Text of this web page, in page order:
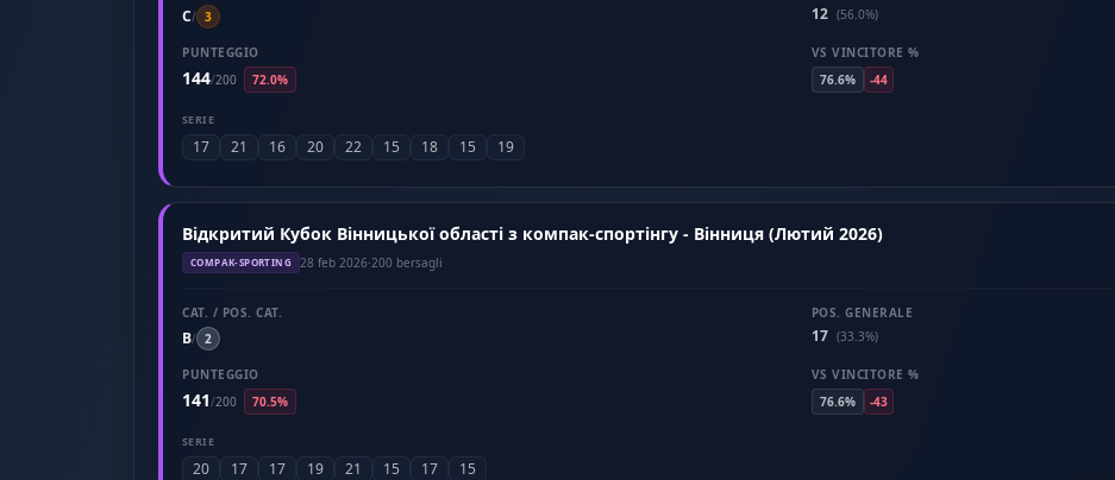
C/ 3 12 (56.0%)
PUNTEGGIO
144/200 72.0%
VS VINCITORE %
76.6%
-44
SERIE
17 21 16 20 22 15 18 15 19
Відкритий Кубок Вінницької області з компак-спортінгу - Вінниця (Лютий 2026)
COMPAK-SPORTING 28 feb 2026·200 bersagli
CAT. / POS. CAT.
B/ 2
POS. GENERALE
17 (33.3%)
PUNTEGGIO
141/200 70.5%
VS VINCITORE %
76.6%
-43
SERIE
20 17 17 19 21 15 17 15